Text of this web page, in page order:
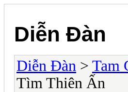
Diễn Đàn
Diễn Đàn > Tam
Tìm Thiên Ấn